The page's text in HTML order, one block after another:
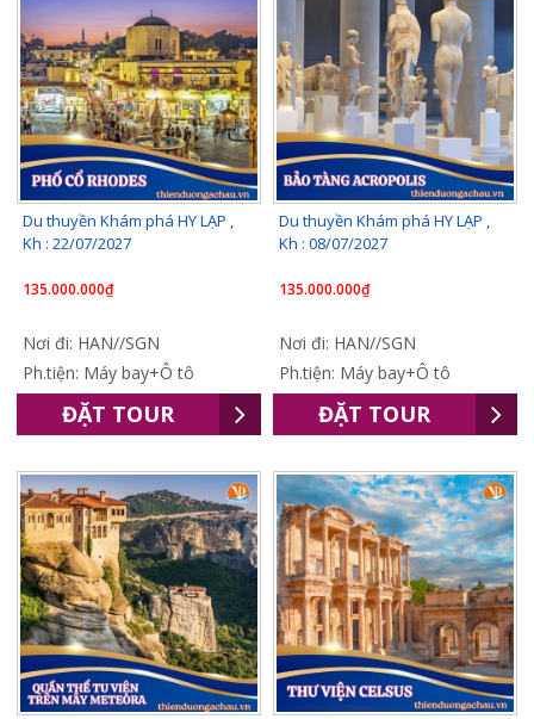
Du thuyền Khám phá HY LẠP ,
Kh : 22/07/2027
135.000.000₫
Nơi đi: HAN//SGN
Ph.tiện: Máy bay+Ô tô
ĐẶT TOUR
Du thuyền Khám phá HY LẠP ,
Kh : 08/07/2027
135.000.000₫
Nơi đi: HAN//SGN
Ph.tiện: Máy bay+Ô tô
ĐẶT TOUR